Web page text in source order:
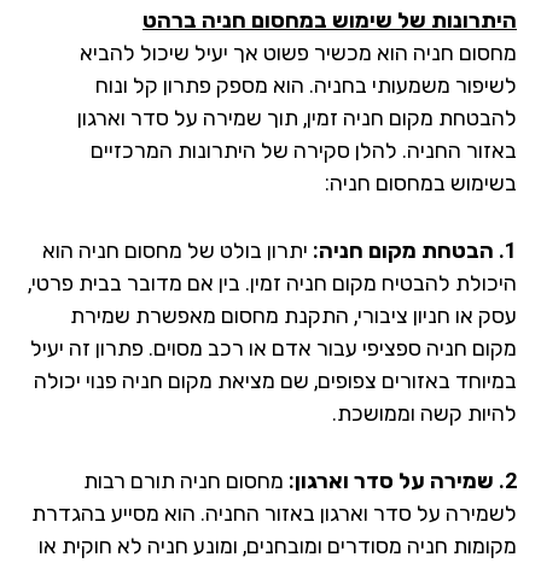
של שימוש במחסום חניה ברהט
חניה הוא מכשיר פשוט אך יעיל שיכול להביא
משמעותי בחניה. הוא מספק פתרון קל ונוח
מקום חניה זמין, תוך שמירה על סדר וארגון
החניה. להלן סקירה של היתרונות המרכזיים
במחסום חניה:
יתרון בולט של מחסום חניה הוא
להבטיח מקום חניה זמין. בין אם מדובר בבית פרטי,
או חניון ציבורי, התקנת מחסום מאפשרת שמירת
חניה ספציפי עבור אדם או רכב מסוים. פתרון זה יעיל
באזורים צפופים, שם מציאת מקום חניה פנוי יכולה
קשה וממושכת.
מחסום חניה תורם רבות
על סדר וארגון באזור החניה. הוא מסייע בהגדרת
חניה מסודרים ומובחנים, ומונע חניה לא חוקית או